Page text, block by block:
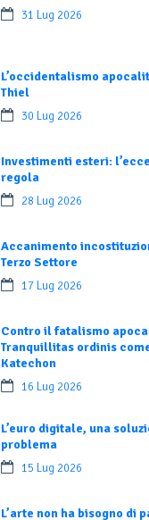
31 Lug 2026
L’occidentalismo
Thiel
30 Lug 2026
Investimenti esteri:
regola
28 Lug 2026
Accanimento
Terzo Settore
17 Lug 2026
Contro il fatalismo
Tranquillitas ordinis
Katechon
16 Lug 2026
L’euro digitale, una
problema
15 Lug 2026
L’arte non ha bisogno di